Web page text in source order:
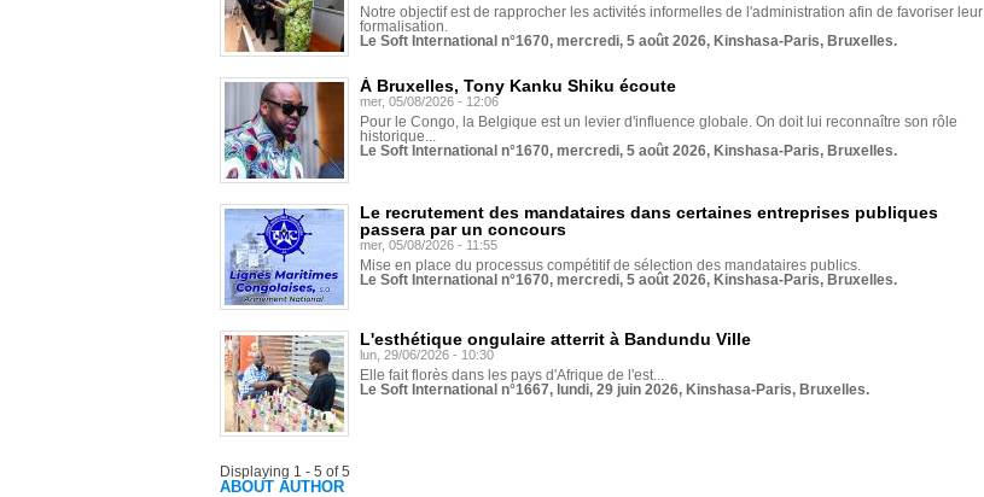
Notre objectif est de rapprocher les activités informelles de l'administration afin de favoriser leur
formalisation.
Le Soft International n°1670, mercredi, 5 août 2026, Kinshasa-Paris, Bruxelles.
À Bruxelles, Tony Kanku Shiku écoute
mer, 05/08/2026 - 12:06
Pour le Congo, la Belgique est un levier d'influence globale. On doit lui reconnaître son rôle
historique...
Le Soft International n°1670, mercredi, 5 août 2026, Kinshasa-Paris, Bruxelles.
Le recrutement des mandataires dans certaines entreprises publiques
passera par un concours
mer, 05/08/2026 - 11:55
Mise en place du processus compétitif de sélection des mandataires publics.
Le Soft International n°1670, mercredi, 5 août 2026, Kinshasa-Paris, Bruxelles.
L'esthétique ongulaire atterrit à Bandundu Ville
lun, 29/06/2026 - 10:30
Elle fait florès dans les pays d'Afrique de l'est...
Le Soft International n°1667, lundi, 29 juin 2026, Kinshasa-Paris, Bruxelles.
Displaying 1 - 5 of 5
ABOUT AUTHOR